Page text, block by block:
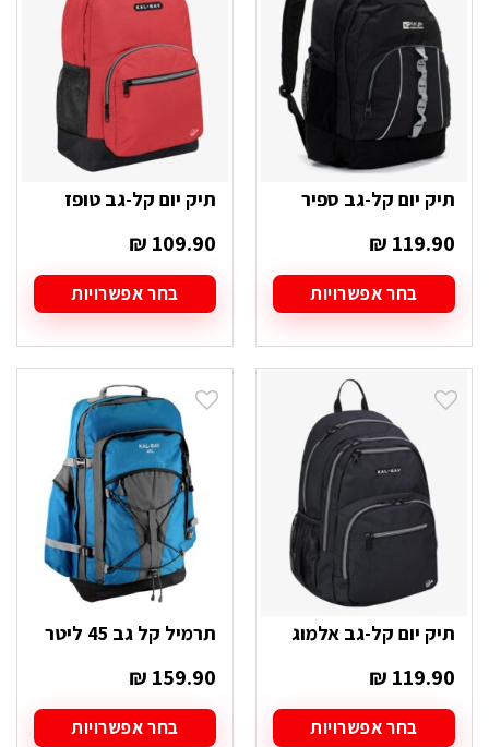
לבחור
את
האפשרויות
בעמוד
המוצר
לבחור
האפשרויות
בעמוד
המוצר
תיק יום קל-גב ספיר
₪ 119.90
בחר אפשרויות
זה
יש
סוגים.
לבחור
האפשרויות
בעמוד
המוצר
תיק יום קל-גב טופז
₪ 109.90
בחר אפשרויות
זה
יש
סוגים.
לבחור
האפשרויות
בעמוד
המוצר
תיק יום קל-גב אלמוג
₪ 119.90
בחר אפשרויות
תרמיל קל גב 45 ליטר
₪ 159.90
בחר אפשרויות